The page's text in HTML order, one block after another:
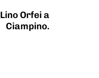
Orfei a
Ciampino.